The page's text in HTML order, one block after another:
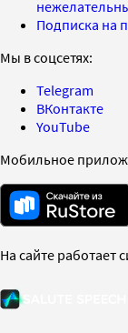
Подписка на
Мы в соцсетях:
Telegram
ВКонтакте
YouTube
Мобильное
На сайте работает